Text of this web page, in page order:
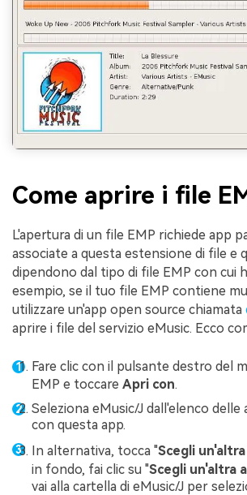
Come aprire i file
L'apertura di un file EMP richiede app
associate a questa estensione di file e
dipendono dal tipo di file EMP con cui
esempio, se il tuo file EMP contiene
utilizzare un'app open source chiamata
aprire i file del servizio eMusic. Ecco
Fare clic con il pulsante destro del
EMP e toccare Apri con.
Seleziona eMusic/J dall'elenco delle
con questa app.
In alternativa, tocca "Scegli
in fondo, fai clic su "Scegli un'altra
vai alla cartella di eMusic/J per